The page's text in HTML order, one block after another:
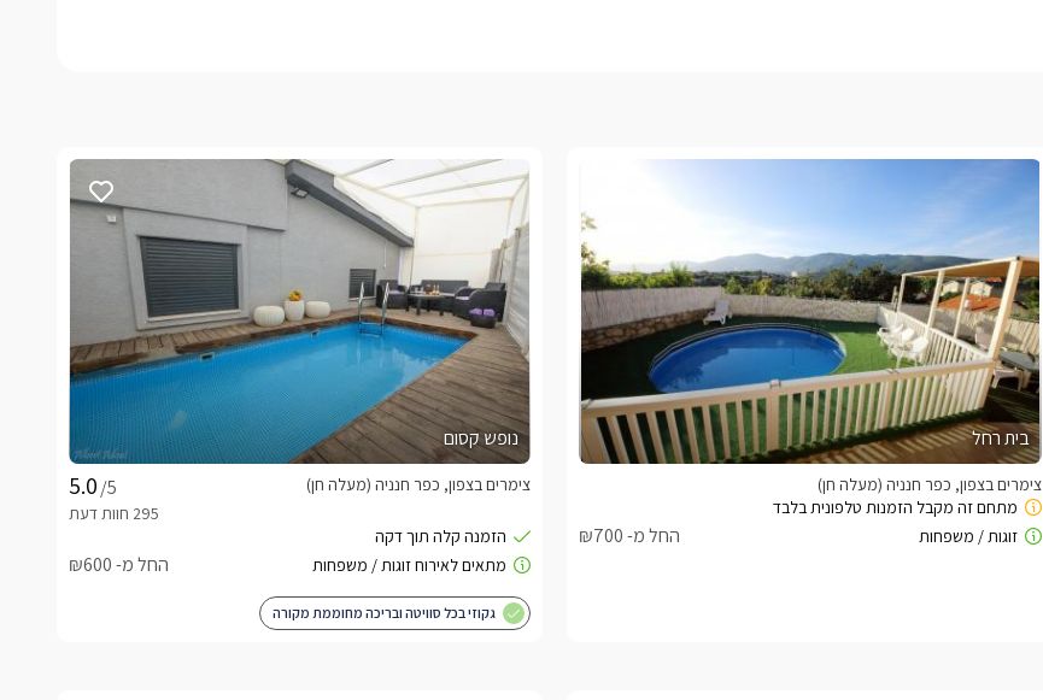
בית רחל
צימרים בצפון, כפר חנניה (מעלה חן)
החל מ- ₪700
נופש קסום
/5
צימרים בצפון, כפר חנניה (מעלה חן)
החל מ- ₪600
גקוזי בכל סוויטה ובריכה מחוממת מקורה